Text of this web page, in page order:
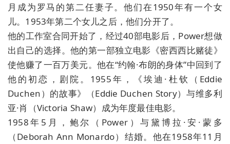
月成为罗马的第二任妻子。他们在1950年有一个女
儿。1953年第二个女儿之后，他们分开了。
他的工作室合同开始了，经过40部电影后，Power想做
出自己的选择。他的第一部独立电影《密西西比赌徒》
使他赚了一百万美元。他在“约翰·布朗的身体”中回到了
他的初恋，剧院。1955年，《埃迪·杜钦（Eddie
Duchen）的故事》（Eddie Duchen Story）与维多利
亚·肖（Victoria Shaw）成为年度最佳电影。
1958年5月，鲍尔（Power）与黛博拉·安·蒙多
（Deborah Ann Monardo）结婚。他在1958年11月